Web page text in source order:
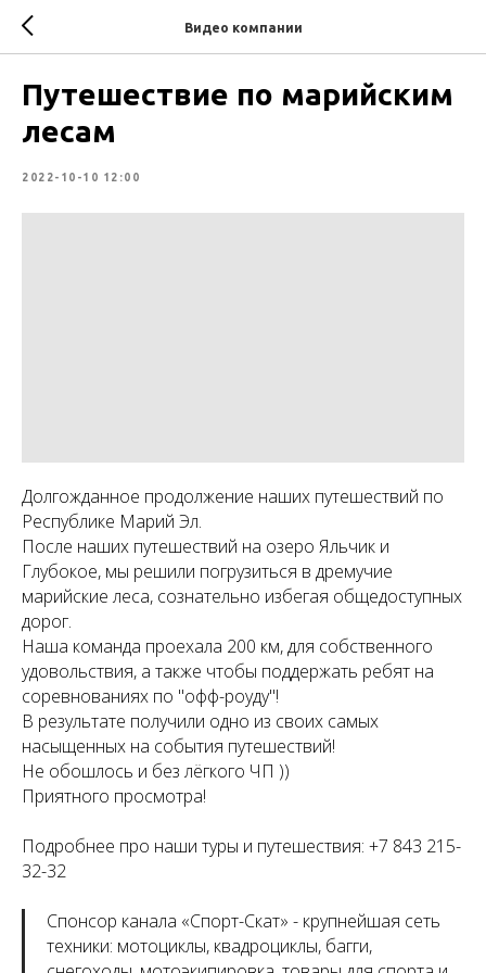
Видео компании
Путешествие по марийским
лесам
2022-10-10 12:00
Долгожданное продолжение наших путешествий по
Республике Марий Эл.
После наших путешествий на озеро Яльчик и
Глубокое, мы решили погрузиться в дремучие
марийские леса, сознательно избегая общедоступных
дорог.
Наша команда проехала 200 км, для собственного
удовольствия, а также чтобы поддержать ребят на
соревнованиях по "офф-роуду"!
В результате получили одно из своих самых
насыщенных на события путешествий!
Не обошлось и без лёгкого ЧП ))
Приятного просмотра!
Подробнее про наши туры и путешествия: +7 843 215-
32-32
Спонсор канала «Спорт-Скат» - крупнейшая сеть
техники: мотоциклы, квадроциклы, багги,